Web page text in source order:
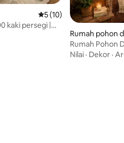
Nilai rata-rata 5 dari 5, 10
5 (10)
kaki persegi |
Gunung
Rumah pohon
Rumah Pohon
dengan
Nilai · Dekor ·